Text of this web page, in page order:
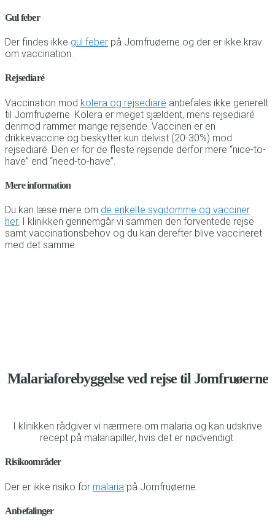
Gul feber
Der findes ikke gul feber på Jomfruøerne og der er ikke krav
om vaccination.
Rejsediaré
Vaccination mod kolera og rejsediaré anbefales ikke generelt
til Jomfruøerne. Kolera er meget sjældent, mens rejsediaré
derimod rammer mange rejsende. Vaccinen er en
drikkevaccine og beskytter kun delvist (20-30%) mod
rejsediaré. Den er for de fleste rejsende derfor mere “nice-to-
have” end “need-to-have”.
Mere information
Du kan læse mere om de enkelte sygdomme og vacciner
her. I klinikken gennemgår vi sammen den forventede rejse
samt vaccinationsbehov og du kan derefter blive vaccineret
med det samme.
Malariaforebyggelse ved rejse til Jomfruøerne
I klinikken rådgiver vi nærmere om malaria og kan udskrive
recept på malariapiller, hvis det er nødvendigt.
Risikoområder
Der er ikke risiko for malaria på Jomfruøerne.
Anbefalinger